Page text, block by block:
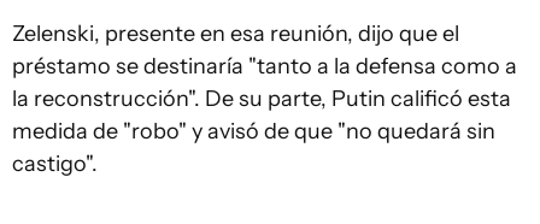
Zelenski, presente en esa reunión, dijo que el
préstamo se destinaría "tanto a la defensa como a
la reconstrucción". De su parte, Putin calificó esta
medida de "robo" y avisó de que "no quedará sin
castigo".